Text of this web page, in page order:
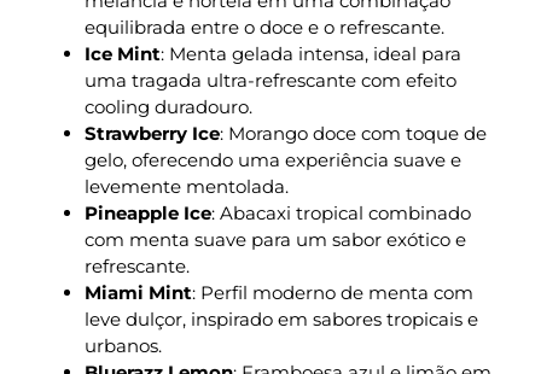
equilibrada entre o doce e o refrescante.
Ice Mint: Menta gelada intensa, ideal para
uma tragada ultra-refrescante com efeito
cooling duradouro.
Strawberry Ice: Morango doce com toque de
gelo, oferecendo uma experiência suave e
levemente mentolada.
Pineapple Ice: Abacaxi tropical combinado
com menta suave para um sabor exótico e
refrescante.
Miami Mint: Perfil moderno de menta com
leve dulçor, inspirado em sabores tropicais e
urbanos.